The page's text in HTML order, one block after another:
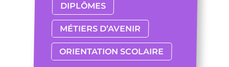
DIPLÔMES
MÉTIERS D’AVENIR
ORIENTATION SCOLAIRE